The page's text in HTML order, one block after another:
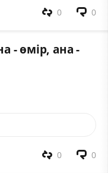
0
0
- өмір, ана -
0
0